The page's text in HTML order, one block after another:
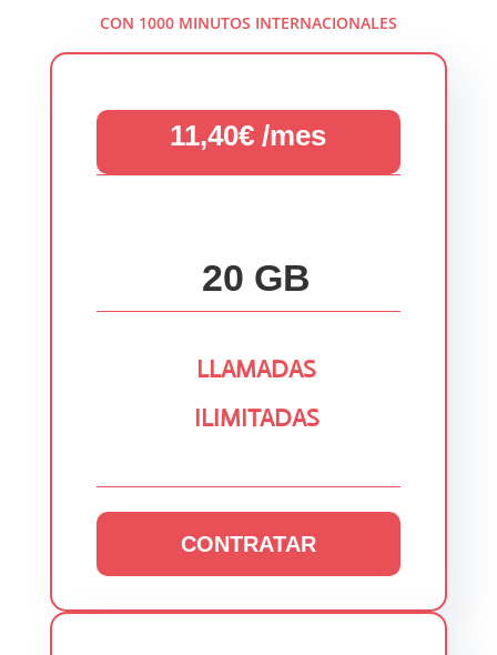
CON 1000 MINUTOS INTERNACIONALES
11,40€ /mes
20 GB
LLAMADAS
ILIMITADAS
CONTRATAR